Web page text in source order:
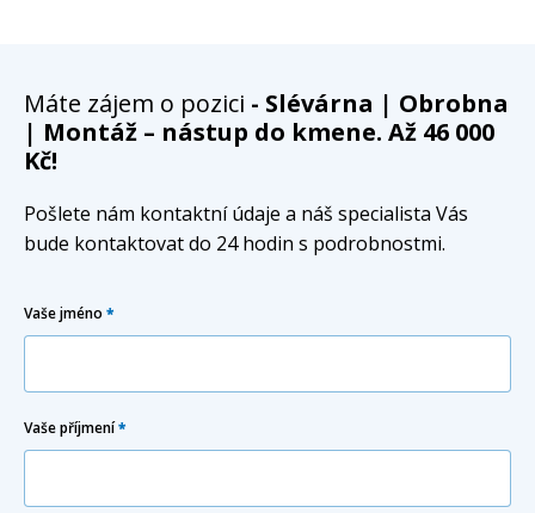
Máte zájem o pozici - Slévárna | Obrobna
| Montáž – nástup do kmene. Až 46 000
Kč!
Pošlete nám kontaktní údaje a náš specialista Vás
bude kontaktovat do 24 hodin s podrobnostmi.
Vaše jméno *
Vaše příjmení*
Váš telefon
+420
Předvolba
Odeslat